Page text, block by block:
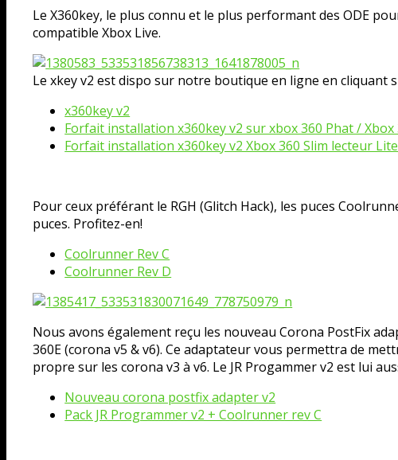
Le X360key, le plus connu et le plus performant des ODE
compatible Xbox Live.
Le xkey v2 est dispo sur notre boutique en ligne en cliquant
x360key v2
Forfait installation x360key v2 sur xbox 360 Phat /
Forfait installation x360key v2 Xbox 360 Slim lecteur
Pour ceux préférant le RGH (Glitch Hack), les puces
puces. Profitez-en!
Coolrunner Rev C
Coolrunner Rev D
Nous avons également reçu les nouveau Corona PostFix
360E (corona v5 & v6). Ce adaptateur vous permettra de
propre sur les corona v3 à v6. Le JR Progammer v2 est lui
Nouveau corona postfix adapter v2
Pack JR Programmer v2 + Coolrunner rev C